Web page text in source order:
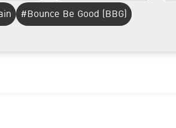
#Bounce Be Good (BBG)